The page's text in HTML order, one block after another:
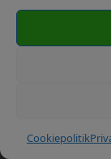
Cookiepolitik
lækkert, og
gerne et
kan da
tage sig